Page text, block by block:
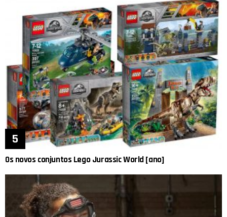
Os novos conjuntos Lego Jurassic World [ano]